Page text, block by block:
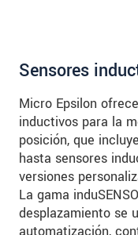
Sensores
Micro Epsilon
inductivos para la
posición, que
hasta sensores
versiones
La gama
desplazamiento se
automatización,